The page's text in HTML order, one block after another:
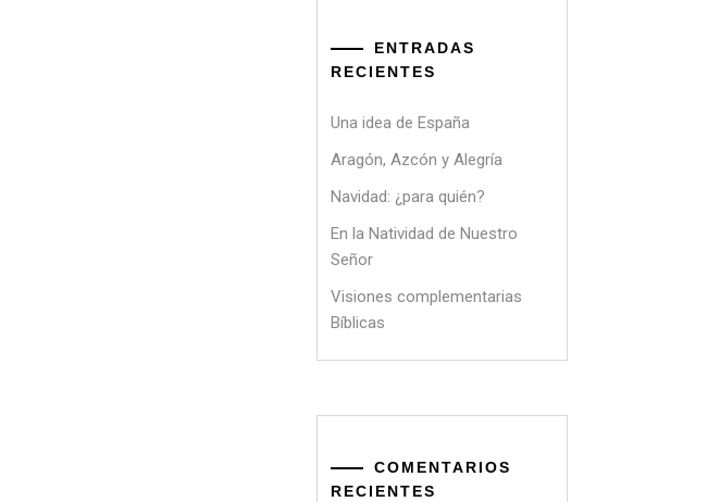
ENTRADAS
RECIENTES
Una idea de España
Aragón, Azcón y Alegría
Navidad: ¿para quién?
En la Natividad de Nuestro
Señor
Visiones complementarias
Bíblicas
COMENTARIOS
RECIENTES